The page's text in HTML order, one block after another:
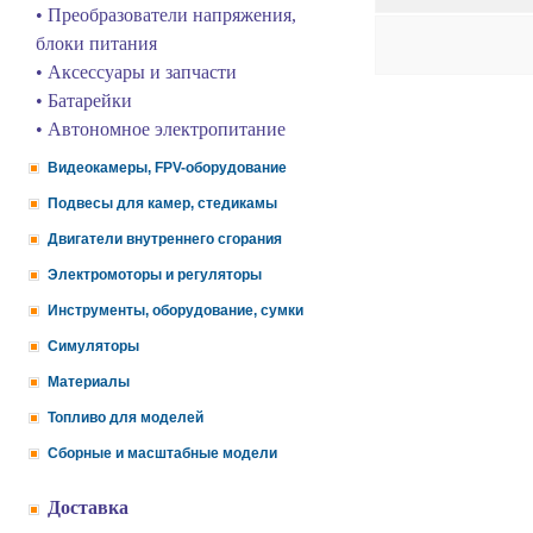
• Преобразователи напряжения,
блоки питания
• Аксессуары и запчасти
• Батарейки
• Автономное электропитание
Видеокамеры, FPV-оборудование
Подвесы для камер, стедикамы
Двигатели внутреннего сгорания
Электромоторы и регуляторы
Инструменты, оборудование, сумки
Симуляторы
Материалы
Топливо для моделей
Сборные и масштабные модели
Доставка